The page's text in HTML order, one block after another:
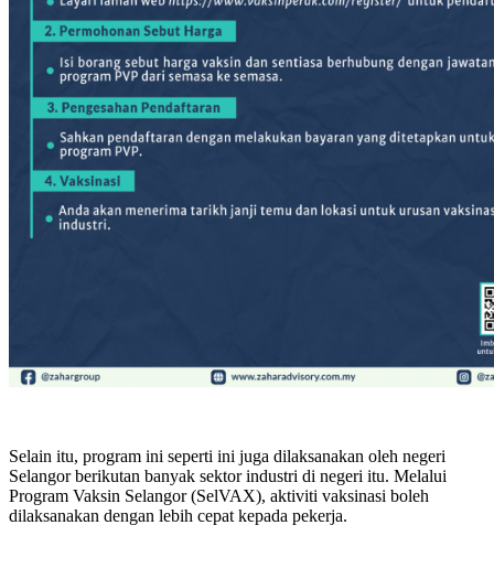
Selain itu, program ini seperti ini juga dilaksanakan oleh negeri
Selangor berikutan banyak sektor industri di negeri itu. Melalui
Program Vaksin Selangor (SelVAX), aktiviti vaksinasi boleh
dilaksanakan dengan lebih cepat kepada pekerja.